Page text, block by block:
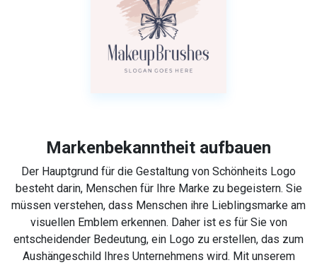
Markenbekanntheit aufbauen
Der Hauptgrund für die Gestaltung von Schönheits Logo
besteht darin, Menschen für Ihre Marke zu begeistern. Sie
müssen verstehen, dass Menschen ihre Lieblingsmarke am
visuellen Emblem erkennen. Daher ist es für Sie von
entscheidender Bedeutung, ein Logo zu erstellen, das zum
Aushängeschild Ihres Unternehmens wird. Mit unserem